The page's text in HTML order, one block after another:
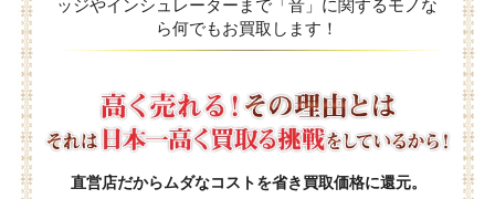
ッジやインシュレーターまで「音」に関するモノな
ら何でもお買取します！
直営店だからムダなコストを省き買取価格に還元。